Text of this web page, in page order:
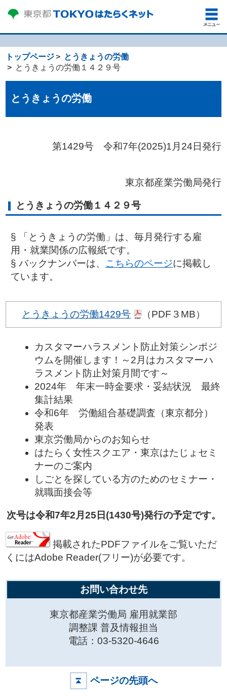
トップページ
とうきょうの労働
とうきょうの労働１４２９号
とうきょうの労働
第1429号 令和7年(2025)1 月24日発行
東京都産業労働局発行
とうきょうの労働１４２９号
§ 「とうきょうの労働」は、毎月発行する雇
用・就業関係の広報紙です。
§ バックナンバーは、 こちらのページに掲載し
ています。
とうきょうの労働1429号 （PDF３MB）
カスタマーハラスメント防止対策シンポジ
ウムを開催します！～2月はカスタマーハ
ラスメント防止対策月間です～
2024年 年末一時金要求・妥結状況 最終
集計結果
令和6年 労働組合基礎調査（東京都分）
発表
東京労働局からのお知らせ
はたらく女性スクエア・東京はたじょセミ
ナーのご案内
しごとを探している方のためのセミナー・
就職面接会等
次号は令和7年2月25日(1430号)発行の予定です。
掲載されたPDFファイルをご覧いただ
くにはAdobe Reader(フリー)が必要です。
お問い合わせ先
東京都産業労働局 雇用就業部
調整課 普及情報担当
電話：03-5320-4646
ページの先頭へ